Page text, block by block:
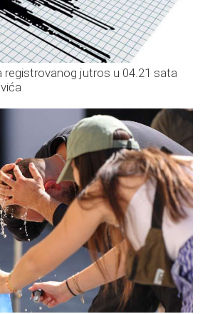
registrovanog jutros u 04.21 sata